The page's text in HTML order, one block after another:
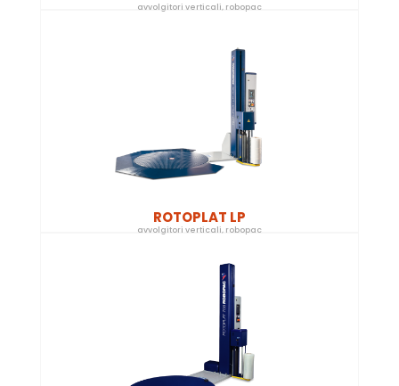
avvolgitori verticali, robopac
ROTOPLAT LP
avvolgitori verticali, robopac